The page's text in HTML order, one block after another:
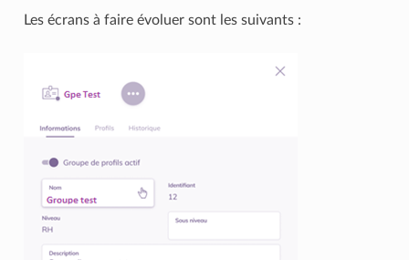
Les écrans à faire évoluer sont les suivants :